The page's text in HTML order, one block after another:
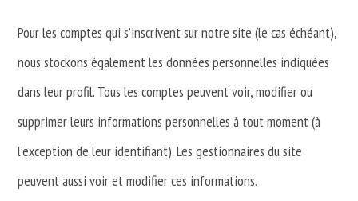
Pour les comptes qui s’inscrivent sur notre site (le cas échéant),
nous stockons également les données personnelles indiquées
dans leur profil. Tous les comptes peuvent voir, modifier ou
supprimer leurs informations personnelles à tout moment (à
l’exception de leur identifiant). Les gestionnaires du site
peuvent aussi voir et modifier ces informations.